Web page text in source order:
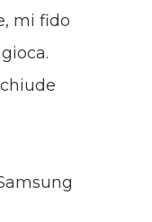
mi fido